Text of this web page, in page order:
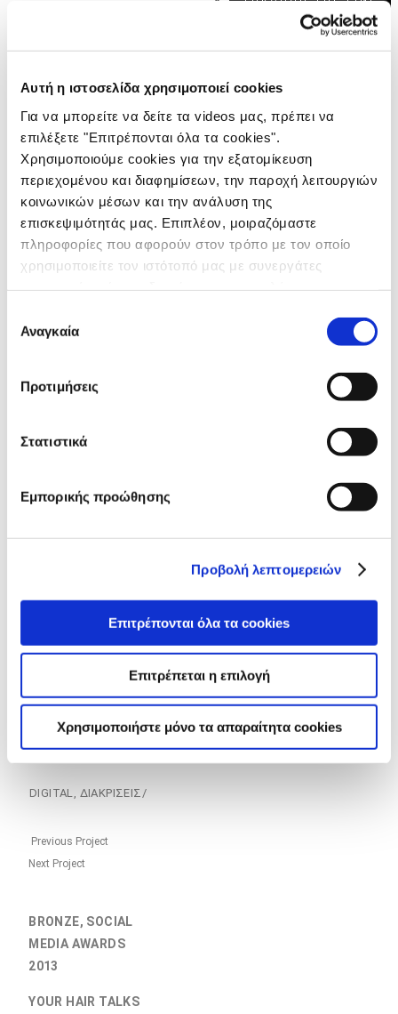
Αυτή η ιστοσελίδα χρησιμοποιεί cookies
Για να μπορείτε να δείτε τα videos μας, πρέπει να
επιλέξετε "Επιτρέπονται όλα τα cookies".
Χρησιμοποιούμε cookies για την εξατομίκευση
περιεχομένου και διαφημίσεων, την παροχή λειτουργιών
κοινωνικών μέσων και την ανάλυση της
επισκεψιμότητάς μας. Επιπλέον, μοιραζόμαστε
πληροφορίες που αφορούν στον τρόπο με τον οποίο
χρησιμοποιείτε τον ιστότοπό μας με συνεργάτες
πληροφορίες που τους έχετε παραχωρήσει ή τις οποίες
έχουν συλλέξει σε σχέση με την από μέρους σας χρήση
συγκατάθεσης
Αναγκαία
Προτιμήσεις
Στατιστικά
Εμπορικής προώθησης
Προβολή λεπτομερειών
Επιτρέπονται όλα τα cookies
Επιτρέπεται η επιλογή
Χρησιμοποιήστε μόνο τα απαραίτητα cookies
ΤΥΠΟΣ
DIGITAL
ΕΚΔΗΛΩΣΕΙΣ
DIRECT
ΔΙΑΚΡΙΣΕΙΣ
ΕΠΙΚΟΙΝΩΝΙΑ
APIVITA
HAIR
CARE
ΚΑΜΠΑΝΙΑ
YOUR
HAIR
BRONZE
SOCIAL
MEDIA
AWARDS
DIGITAL, ΔΙΑΚΡΙΣΕΙΣ/
Previous Project
Next Project
BRONZE, SOCIAL
MEDIA AWARDS
2013
YOUR HAIR TALKS